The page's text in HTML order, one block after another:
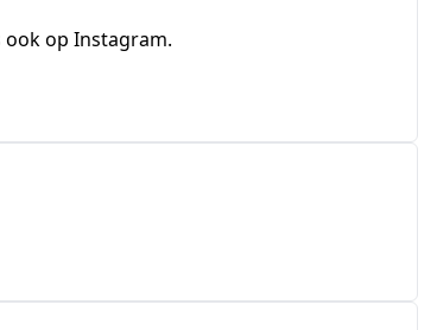
ook op Instagram.